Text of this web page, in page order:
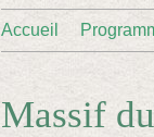
Accueil
Massif